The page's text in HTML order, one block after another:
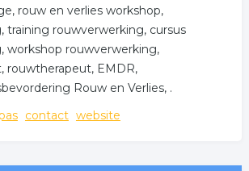
rouw en verlies workshop,
training rouwverwerking, cursus
workshop rouwverwerking,
rouwtherapeut, EMDR,
Rouw en Verlies, .
contact website